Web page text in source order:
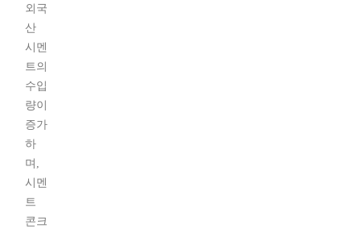
외국
산
시멘
트의
수입
량이
증가
하
며,
시멘
트
콘크